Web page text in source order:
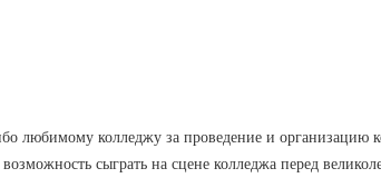
любимому колледжу за проведение и организацию
сыграть на сцене колледжа перед